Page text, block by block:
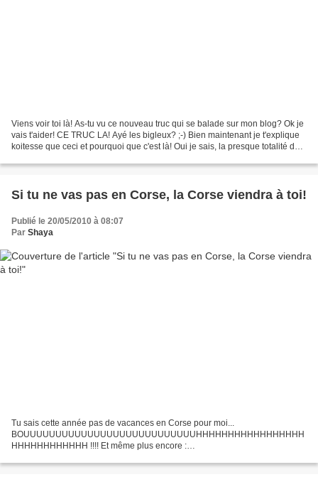
Viens voir toi là! As-tu vu ce nouveau truc qui se balade sur mon blog? Ok je
vais t'aider! CE TRUC LA! Ayé les bigleux? ;-) Bien maintenant je t'explique
koitesse que ceci et pourquoi que c'est là! Oui je sais, la presque totalité du
Si tu ne vas pas en Corse, la Corse viendra à toi!
Publié le 20/05/2010 à 08:07
Par Shaya
Tu sais cette année pas de vacances en Corse pour moi...
BOUUUUUUUUUUUUUUUUUUUUUUUUUUUHHHHHHHHHHHHHHHHH
HHHHHHHHHHHH !!!! Et même plus encore :
hhhhhhhhh File moi un mouchoir tu veux au lieu de...